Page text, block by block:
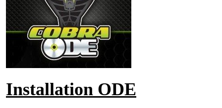
Installation ODE